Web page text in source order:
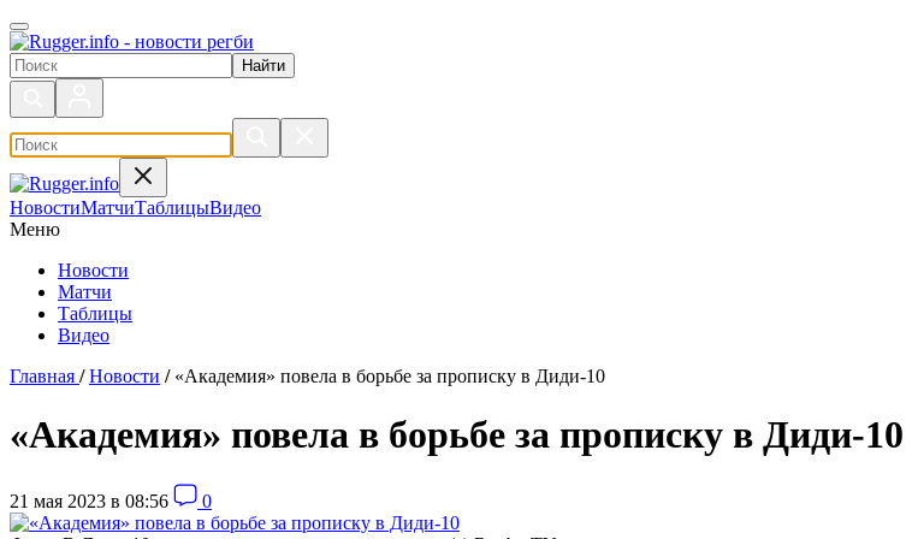
Поиск по сайту
НовостиМатчиТаблицыВидео
Меню
Новости
Матчи
Таблицы
Видео
Главная / Новости / «Академия» повела в борьбе за прописку в Диди-10
«Академия» повела в борьбе за прописку в Диди-10
21 мая 2023 в 08:56 0